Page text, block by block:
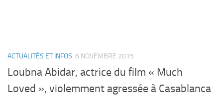
ACTUALITÉS ET INFOS 6 NOVEMBRE 2015
Loubna Abidar, actrice du film « Much
Loved », violemment agressée à Casablanca